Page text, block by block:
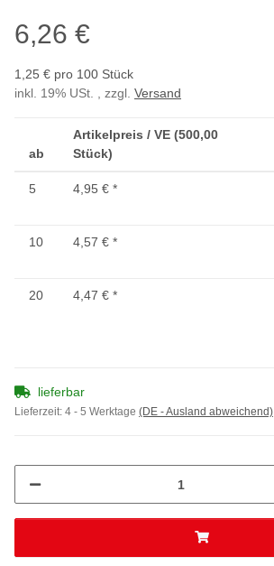
6,26 €
1,25 € pro 100 Stück
inkl. 19% USt. , zzgl. Versand
ab
Artikelpreis / VE (500,00
Stück)
5 4,95 € *
10 4,57 € *
20 4,47 € *
lieferbar
Lieferzeit: 4 - 5 Werktage (DE - Ausland abweichend)